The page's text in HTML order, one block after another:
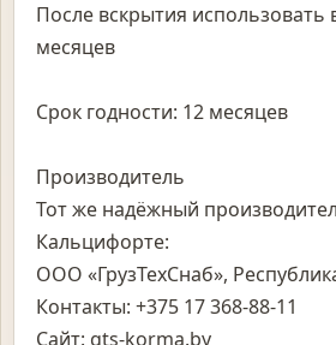
После вскрытия использовать
месяцев
Срок годности: 12 месяцев
Производитель
Тот же надёжный
Кальцифорте:
ООО «ГрузТехСнаб»,
Контакты: +375 17 368-88-11
Сайт: gts-korma.by